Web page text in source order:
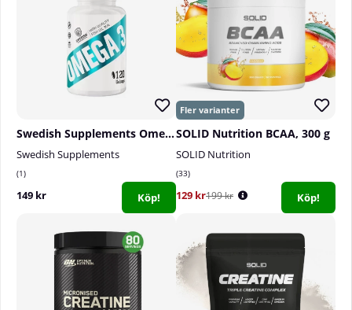
Swedish Supplements Omega-3, 120 caps
Swedish Supplements
1
149 kr Köp!
SOLID Nutrition BCAA, 300 g
SOLID Nutrition
33
129 kr199 kr Köp!